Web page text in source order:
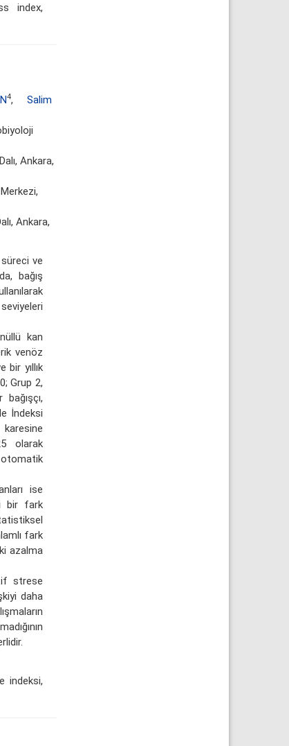
index,
4,
Salim
Ankara,
Ankara,
süreci ve
bağış
kan
venöz
bir yıllık
Grup 2,
İndeksi
olarak
otomatik
ise
bir fark
fark
azalma
strese
daha
indeksi,